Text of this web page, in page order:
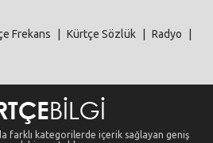
Frekans Kürtçe Sözlük Radyo
farklı kategorilerde içerik sağlayan geniş